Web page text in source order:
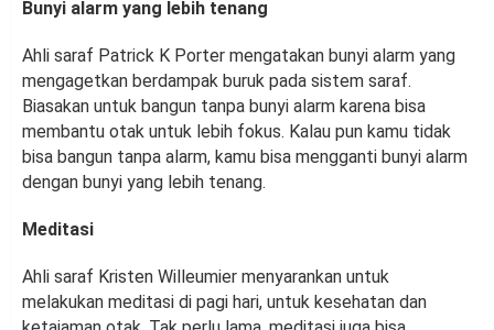
Bunyi alarm yang lebih tenang
Ahli saraf Patrick K Porter mengatakan bunyi alarm yang
mengagetkan berdampak buruk pada sistem saraf.
Biasakan untuk bangun tanpa bunyi alarm karena bisa
membantu otak untuk lebih fokus. Kalau pun kamu tidak
bisa bangun tanpa alarm, kamu bisa mengganti bunyi alarm
dengan bunyi yang lebih tenang.
Meditasi
Ahli saraf Kristen Willeumier menyarankan untuk
melakukan meditasi di pagi hari, untuk kesehatan dan